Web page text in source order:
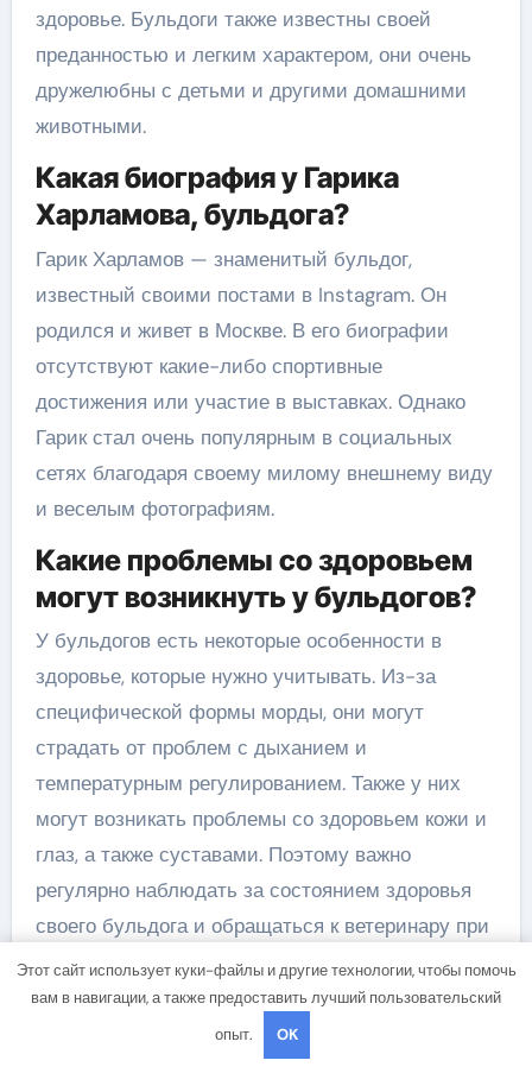
здоровье. Бульдоги также известны своей
преданностью и легким характером, они очень
дружелюбны с детьми и другими домашними
животными.
Какая биография у Гарика
Харламова, бульдога?
Гарик Харламов — знаменитый бульдог,
известный своими постами в Instagram. Он
родился и живет в Москве. В его биографии
отсутствуют какие-либо спортивные
достижения или участие в выставках. Однако
Гарик стал очень популярным в социальных
сетях благодаря своему милому внешнему виду
и веселым фотографиям.
Какие проблемы со здоровьем
могут возникнуть у бульдогов?
У бульдогов есть некоторые особенности в
здоровье, которые нужно учитывать. Из-за
специфической формы морды, они могут
страдать от проблем с дыханием и
температурным регулированием. Также у них
могут возникать проблемы со здоровьем кожи и
глаз, а также суставами. Поэтому важно
регулярно наблюдать за состоянием здоровья
своего бульдога и обращаться к ветеринару при
необходимости.
Какой уход требуется для
Этот сайт использует куки-файлы и другие технологии, чтобы помочь
вам в навигации, а также предоставить лучший пользовательский
опыт.
OK